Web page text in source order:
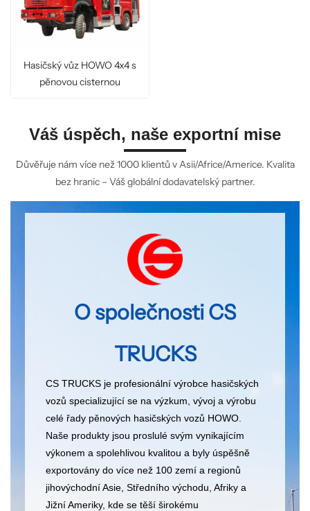
Hasičský vůz HOWO 4x4 s
pěnovou cisternou
Váš úspěch, naše exportní mise
Důvěřuje nám více než 1000 klientů v Asii/Africe/Americe. Kvalita
bez hranic – Váš globální dodavatelský partner.
O společnosti CS
TRUCKS
CS TRUCKS je profesionální výrobce hasičských
vozů specializující se na výzkum, vývoj a výrobu
celé řady pěnových hasičských vozů HOWO.
Naše produkty jsou proslulé svým vynikajícím
výkonem a spolehlivou kvalitou a byly úspěšně
exportovány do více než 100 zemí a regionů
jihovýchodní Asie, Středního východu, Afriky a
Jižní Ameriky, kde se těší širokému